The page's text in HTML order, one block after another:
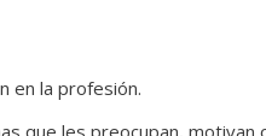
en la profesión.
que les preocupan, motivan